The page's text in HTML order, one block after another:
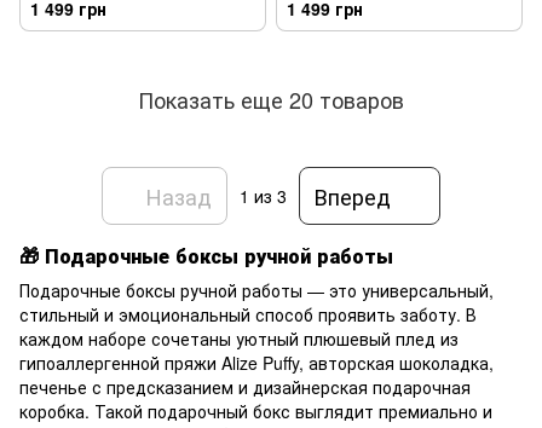
работы Зефир 85х85 см
1 499 грн
работы 85х85 см серый цвет
1 499 грн
Показать еще 20 товаров
Назад 1 из 3 Вперед
🎁 Подарочные боксы ручной работы
Подарочные боксы ручной работы — это универсальный,
стильный и эмоциональный способ проявить заботу. В
каждом наборе сочетаны уютный плюшевый плед из
гипоаллергенной пряжи Alize Puffy, авторская шоколадка,
печенье с предсказанием и дизайнерская подарочная
коробка. Такой подарочный бокс выглядит премиально и